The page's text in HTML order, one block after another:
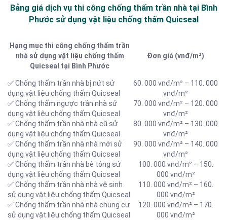
Bảng giá dịch vụ thi công chống thấm trần nhà tại Bình
Phước sử dụng vật liệu chống thấm Quicseal
Hạng mục thi công chống thấm trần
nhà sử dụng vật liệu chống thấm
Quicseal tại Bình Phước
Đơn giá (vnđ/m²)
✅ Chống thấm trần nhà bị nứt sử
dụng vật liệu chống thấm Quicseal
60. 000 vnđ/m² – 110. 000
vnđ/m²
✅ Chống thấm ngược trần nhà sử
dụng vật liệu chống thấm Quicseal
70. 000 vnđ/m² – 120. 000
vnđ/m²
✅ Chống thấm trần nhà nhà cũ sử
dụng vật liệu chống thấm Quicseal
80. 000 vnđ/m² – 130. 000
vnđ/m²
✅ Chống thấm trần nhà nhà mới sử
dụng vật liệu chống thấm Quicseal
90. 000 vnđ/m² – 140. 000
vnđ/m²
✅ Chống thấm trần nhà bê tông sử
dụng vật liệu chống thấm Quicseal
100. 000 vnđ/m² – 150.
000 vnđ/m²
✅ Chống thấm trần nhà nhà vệ sinh
sử dụng vật liệu chống thấm Quicseal
110. 000 vnđ/m² – 160.
000 vnđ/m²
✅ Chống thấm trần nhà nhà chung cư
sử dụng vật liệu chống thấm Quicseal
120. 000 vnđ/m² – 170.
000 vnđ/m²